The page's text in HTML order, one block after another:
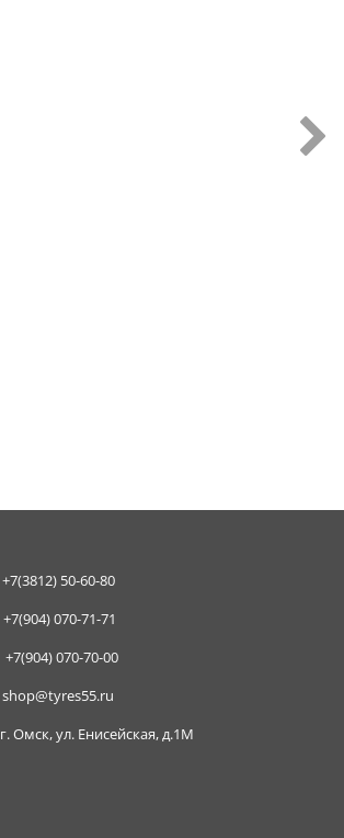
+7(3812)50-60-80
+7(904)070-71-71
+7(904)070-70-00
shop@tyres55.ru
г. Омск, ул. Енисейская, д.1М